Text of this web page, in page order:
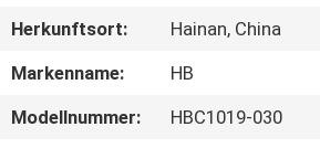
ÜBER
UNS
Herkunftsort:
Hainan, China
Markenname:
HB
Modellnummer:
HBC1019-030